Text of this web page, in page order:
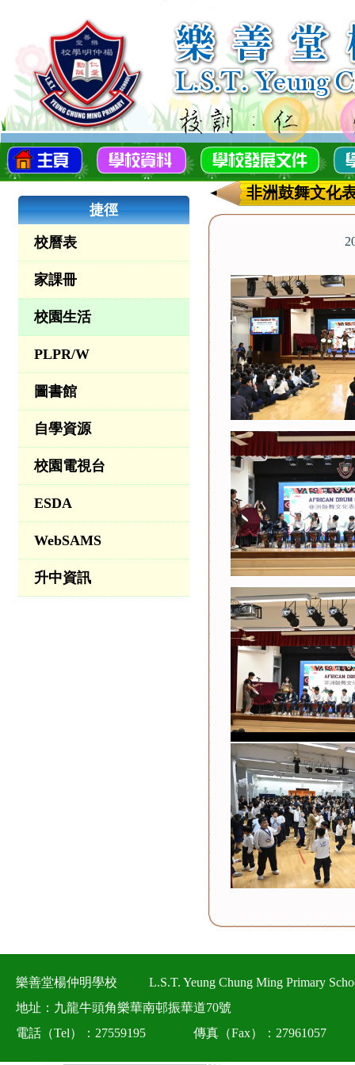
捷徑
校曆表
家課冊
校園生活
PLPR/W
圖書館
自學資源
校園電視台
ESDA
WebSAMS
升中資訊
非洲鼓舞文化
樂善堂楊仲明學校
L.S.T. Yeung Chung Ming Primary
地址：九龍牛頭角樂華南邨振華道70號
電話（Tel）：27559195
傳真（Fax）：27961057